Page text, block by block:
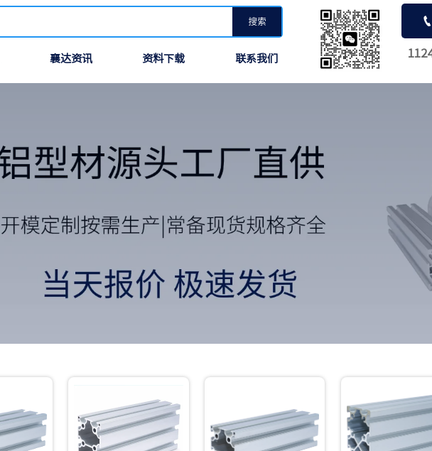
搜索
襄达资讯 资料下载 联系我们
